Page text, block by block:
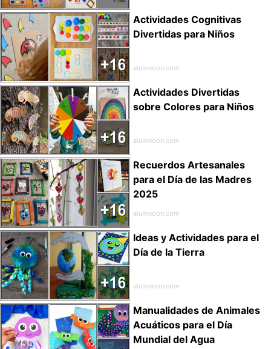
Actividades Cognitivas
Divertidas para Niños
alumnoon.com
Actividades Divertidas
sobre Colores para Niños
alumnoon.com
Recuerdos Artesanales
para el Día de las Madres
2025
alumnoon.com
Ideas y Actividades para el
Día de la Tierra
alumnoon.com
Manualidades de Animales
Acuáticos para el Día
Mundial del Agua